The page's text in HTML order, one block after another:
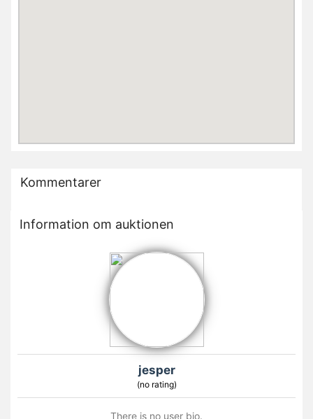
Kommentarer
Information om auktionen
jesper
(no rating)
There is no user bio.